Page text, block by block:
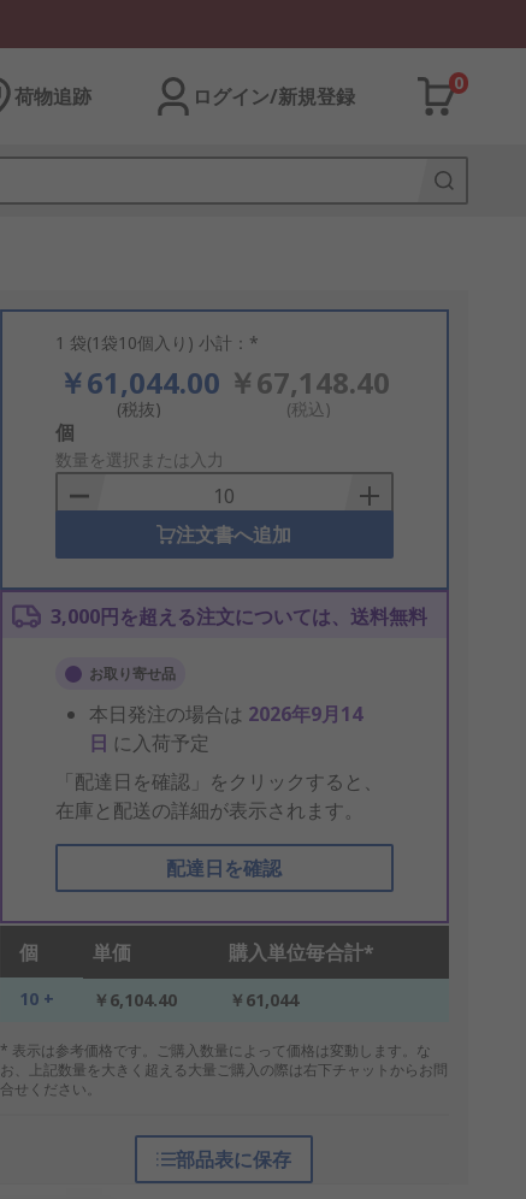
荷物追跡 ログイン/新規登録
0
1 袋(1袋10個入り) 小計：*
￥61,044.00
(税抜)
￥67,148.40
(税込)
Add
to
Basket
個
数量を選択または入力
注文書へ追加
3,000円を超える注文については、送料無料
お取り寄せ品
本日発注の場合は 2026年9月14
日 に入荷予定
「配達日を確認」をクリックすると、
在庫と配送の詳細が表示されます。
配達日を確認
個 単価 購入単位毎合計*
10 + ￥6,104.40 ￥61,044
* 表示は参考価格です。ご購入数量によって価格は変動します。な
お、上記数量を大きく超える大量ご購入の際は右下チャットからお問
合せください。
部品表に保存